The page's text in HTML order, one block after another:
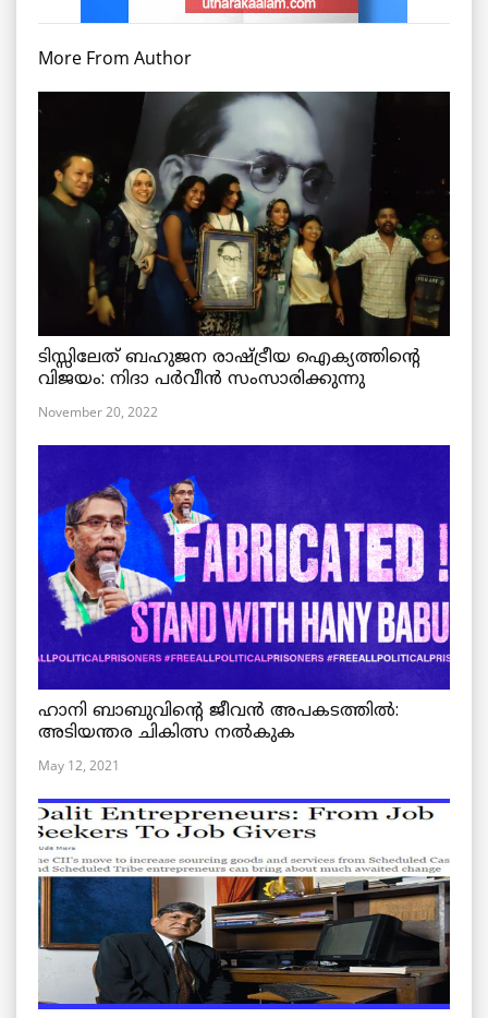
More From Author
ടിസ്സിലേത് ബഹുജന രാഷ്ട്രീയ ഐക്യത്തിന്റെ
വിജയം: നിദാ പർവീൻ സംസാരിക്കുന്നു
November 20, 2022
ഹാനി ബാബുവിന്റെ ജീവൻ അപകടത്തിൽ:
അടിയന്തര ചികിത്സ നൽകുക
May 12, 2021